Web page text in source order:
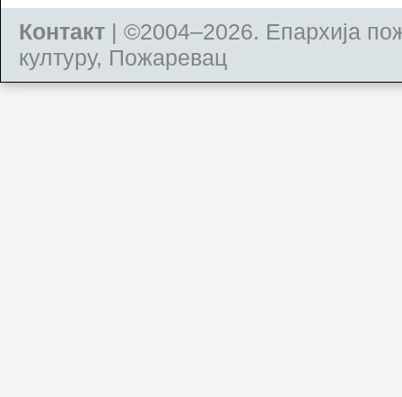
Контакт | ©2004–2026. Епархија
културу, Пожаревац